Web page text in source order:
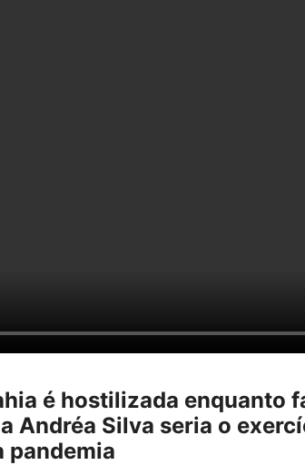
é hostilizada enquanto
Andréa Silva seria o
pandemia